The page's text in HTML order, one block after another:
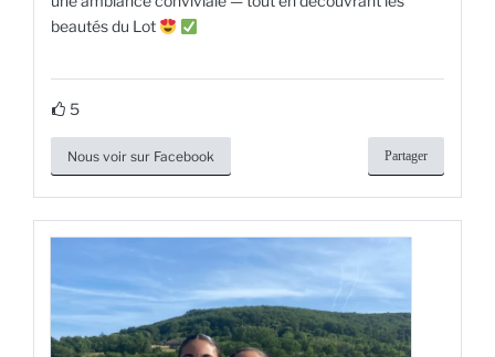
beautés du Lot
5
Nous voir sur Facebook Partager